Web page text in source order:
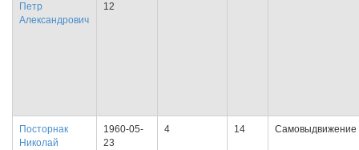
Петр
Александрович
12
Посторнак
Николай
1960-05-
23
4 14 Самовыдвижение